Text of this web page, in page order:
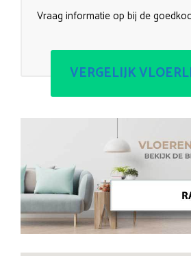
Vraag informatie op bij de
VERGELIJK